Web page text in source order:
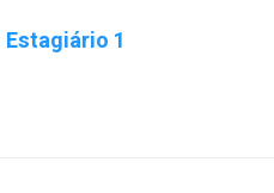
Estagiário 1